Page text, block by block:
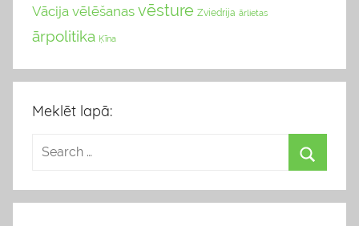
Vācija vēlēšanas vēsture Zviedrija ārlietas
ārpolitika Ķīna
Meklēt lapā: